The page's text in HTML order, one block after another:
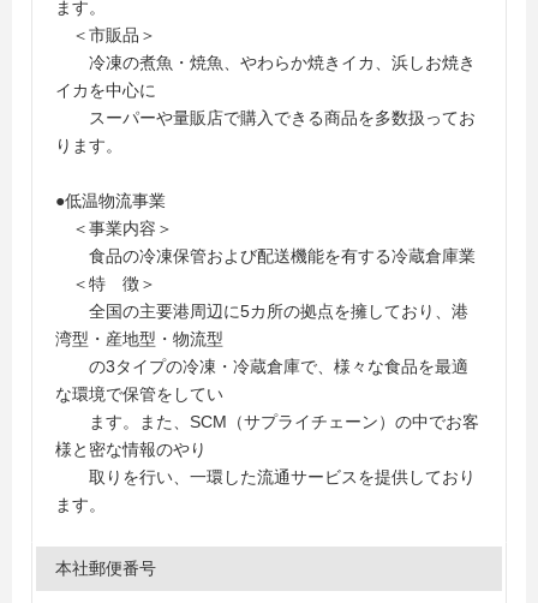
ます。
＜市販品＞
冷凍の煮魚・焼魚、やわらか焼きイカ、浜しお焼き
イカを中心に
スーパーや量販店で購入できる商品を多数扱ってお
ります。
●低温物流事業
＜事業内容＞
食品の冷凍保管および配送機能を有する冷蔵倉庫業
＜特 徴＞
全国の主要港周辺に5カ所の拠点を擁しており、港
湾型・産地型・物流型
の3タイプの冷凍・冷蔵倉庫で、様々な食品を最適
な環境で保管をしてい
ます。また、SCM（サプライチェーン）の中でお客
様と密な情報のやり
取りを行い、一環した流通サービスを提供しており
ます。
本社郵便番号